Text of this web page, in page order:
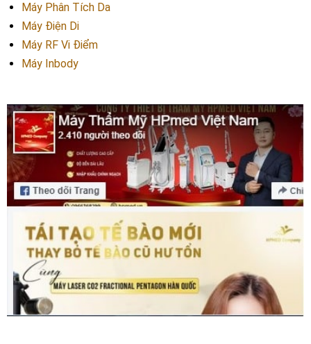
Máy Phân Tích Da
Máy Điện Di
Máy RF Vi Điểm
Máy Inbody